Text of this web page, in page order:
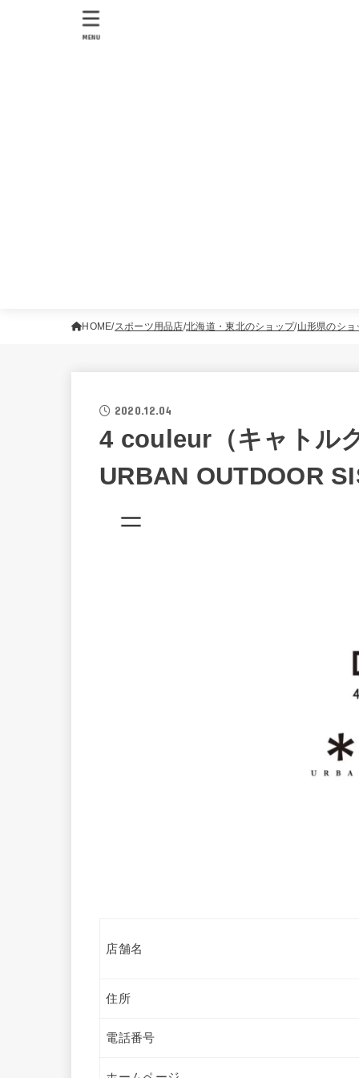
MENU
HOME スポーツ用品店 北海道・東北のショップ 山形県のショ
2020.12.04
4 couleur（キャトル
URBAN OUTDOOR
店舗名
住所
電話番号